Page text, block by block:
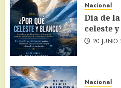
Nacional
Día de
celeste
20 JUNIO
Nacional